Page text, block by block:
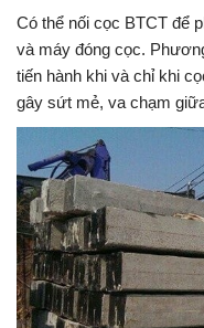
Có thể nối cọc BTCT để
và máy đóng cọc.
tiến hành khi và chỉ khi
gây sứt mẻ, va chạm